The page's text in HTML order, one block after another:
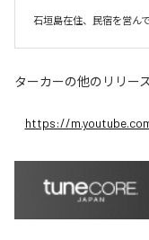
石垣島在住、民宿を営ん
ターカーの他のリリー
https://